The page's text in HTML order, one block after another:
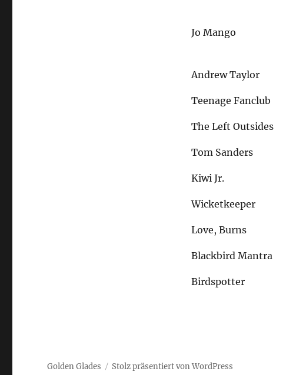
Jo Mango
Andrew Taylor
Teenage Fanclub
The Left Outsides
Tom Sanders
Kiwi Jr.
Wicketkeeper
Love, Burns
Blackbird Mantra
Birdspotter
Golden Glades Stolz präsentiert von WordPress